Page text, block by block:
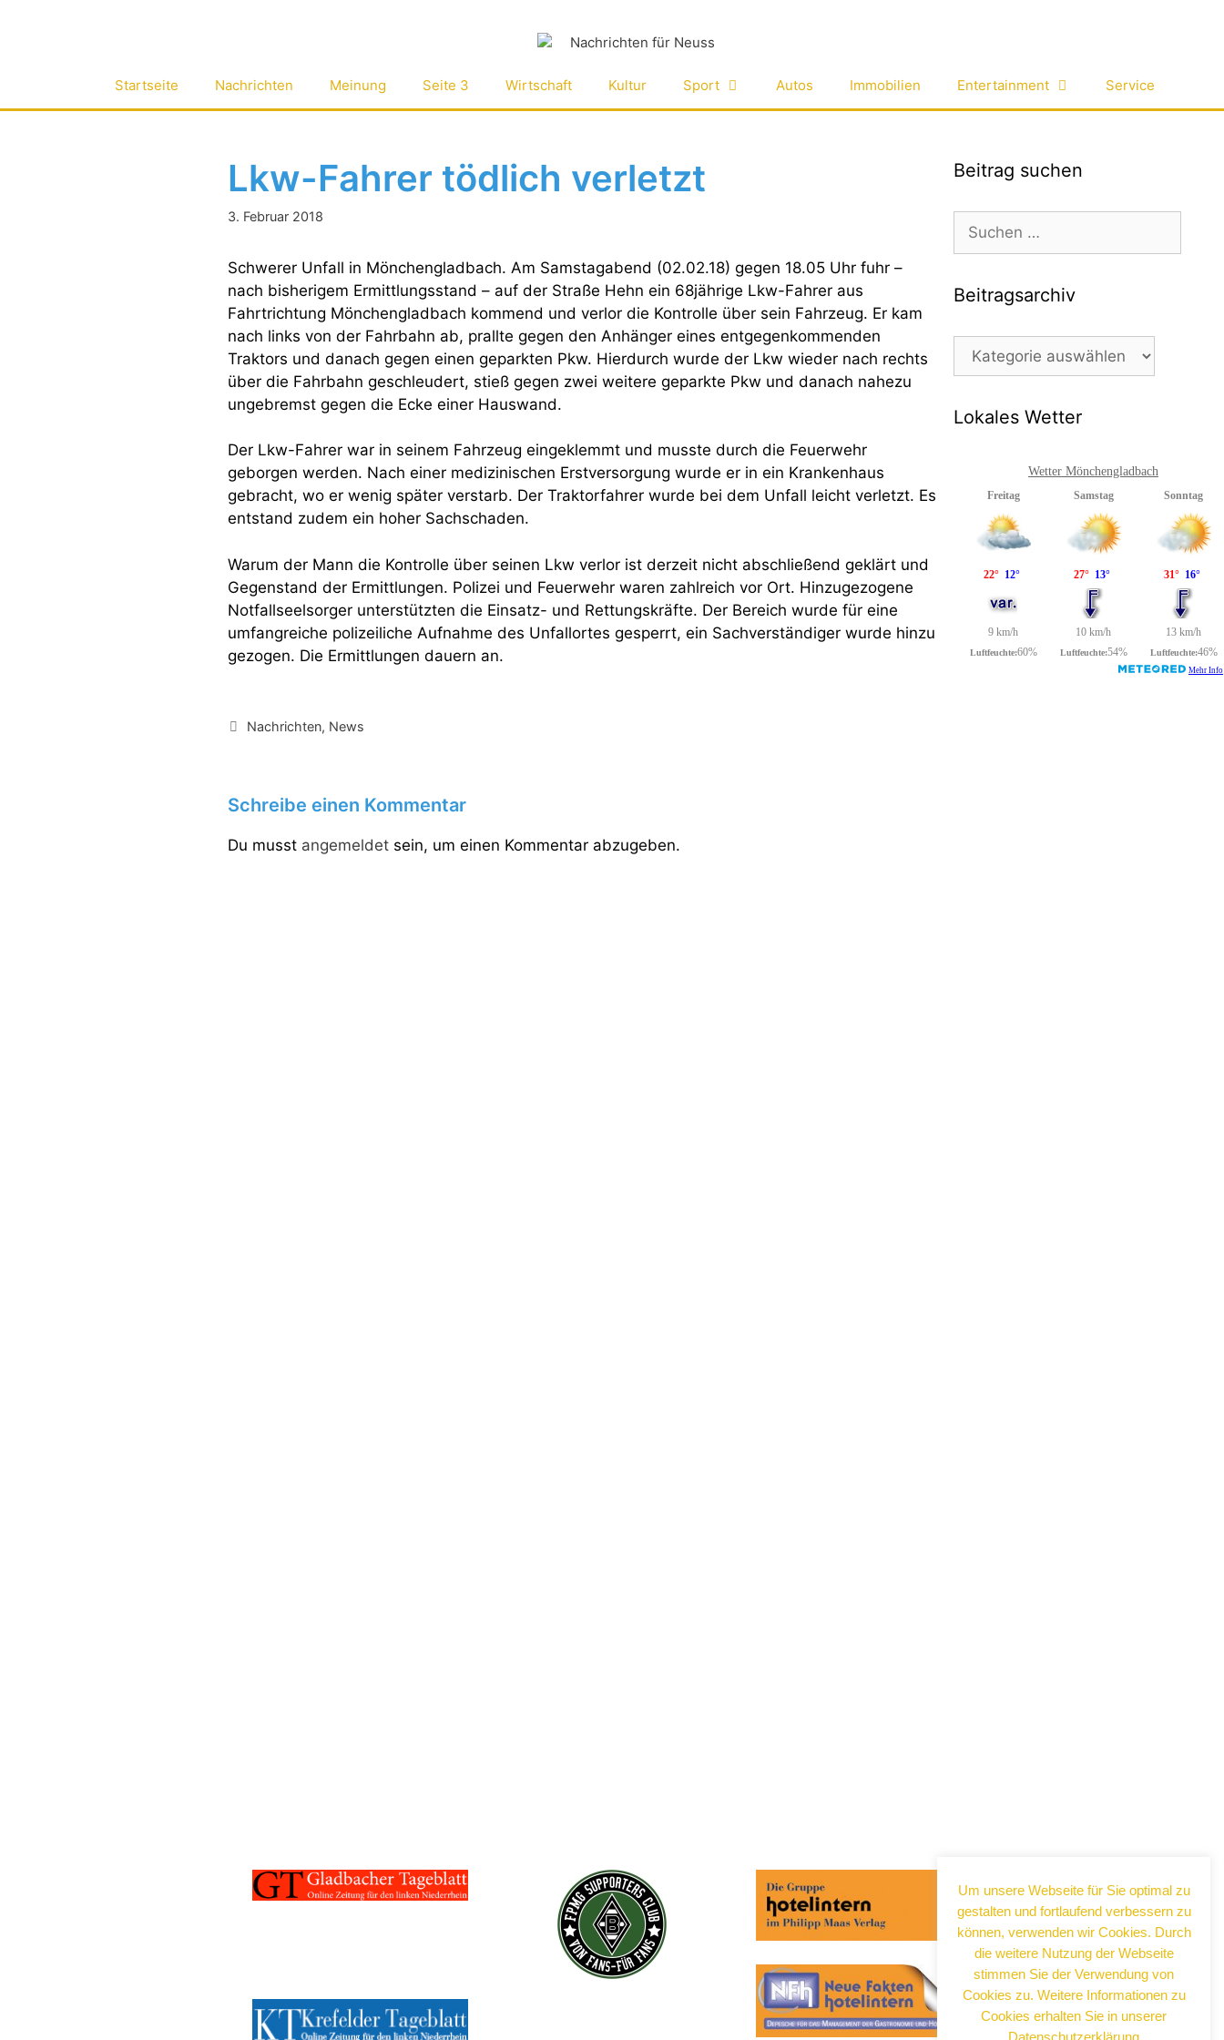
Startseite Nachrichten Meinung Seite 3 Wirtschaft Kultur Sport Autos Immobilien Entertainment Service
Lkw-Fahrer tödlich verletzt
3. Februar 2018
Schwerer Unfall in Mönchengladbach. Am Samstagabend (02.02.18) gegen 18.05 Uhr fuhr –
nach bisherigem Ermittlungsstand – auf der Straße Hehn ein 68jährige Lkw-Fahrer aus
Fahrtrichtung Mönchengladbach kommend und verlor die Kontrolle über sein Fahrzeug. Er kam
nach links von der Fahrbahn ab, prallte gegen den Anhänger eines entgegenkommenden
Traktors und danach gegen einen geparkten Pkw. Hierdurch wurde der Lkw wieder nach rechts
über die Fahrbahn geschleudert, stieß gegen zwei weitere geparkte Pkw und danach nahezu
ungebremst gegen die Ecke einer Hauswand.
Der Lkw-Fahrer war in seinem Fahrzeug eingeklemmt und musste durch die Feuerwehr
geborgen werden. Nach einer medizinischen Erstversorgung wurde er in ein Krankenhaus
gebracht, wo er wenig später verstarb. Der Traktorfahrer wurde bei dem Unfall leicht verletzt. Es
entstand zudem ein hoher Sachschaden.
Warum der Mann die Kontrolle über seinen Lkw verlor ist derzeit nicht abschließend geklärt und
Gegenstand der Ermittlungen. Polizei und Feuerwehr waren zahlreich vor Ort. Hinzugezogene
Notfallseelsorger unterstützten die Einsatz- und Rettungskräfte. Der Bereich wurde für eine
umfangreiche polizeiliche Aufnahme des Unfallortes gesperrt, ein Sachverständiger wurde hinzu
gezogen. Die Ermittlungen dauern an.
Kategorien
Nachrichten, News
Schreibe einen Kommentar
Du musst angemeldetsein, um einen Kommentar abzugeben.
Beitrag suchen
nach:
Beitragsarchiv
Beitragsarchiv
Lokales Wetter
Wetter Mönchengladbach
Um unsere Webseite für Sie optimal zu
gestalten und fortlaufend verbessern zu
können, verwenden wir Cookies. Durch
die weitere Nutzung der Webseite
stimmen Sie der Verwendung von
Cookies zu. Weitere Informationen zu
Cookies erhalten Sie in unserer
Datenschutzerklärung